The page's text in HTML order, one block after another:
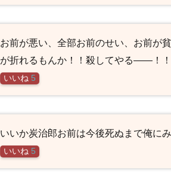
お前が悪い、全部お前のせい、お前が
が折れるもんか！！殺してやる――！！
いいね 5
いいか炭治郎お前は今後死ぬまで俺に
いいね 5